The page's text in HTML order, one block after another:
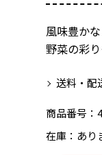
風味豊か
野菜の彩り
送料・配
商品番号：
在庫： あり